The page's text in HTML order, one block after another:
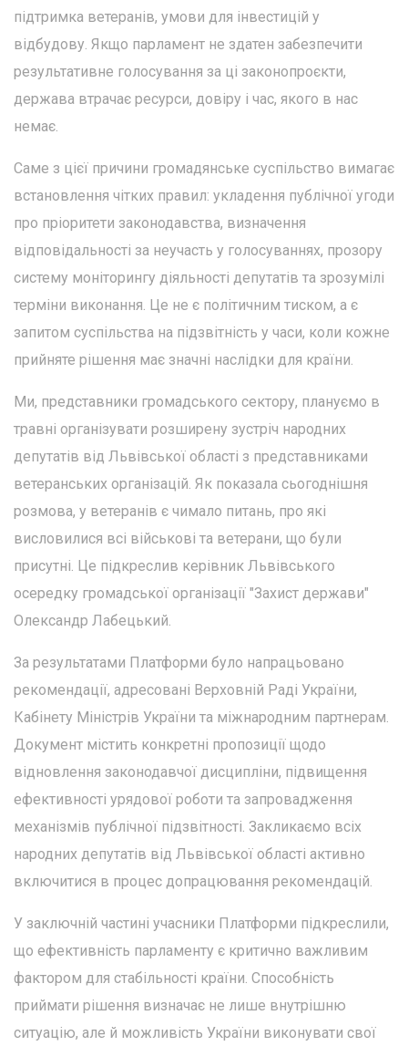
підтримка ветеранів, умови для інвестицій у
відбудову. Якщо парламент не здатен забезпечити
результативне голосування за ці законопроєкти,
держава втрачає ресурси, довіру і час, якого в нас
немає.
Саме з цієї причини громадянське суспільство вимагає
встановлення чітких правил: укладення публічної угоди
про пріоритети законодавства, визначення
відповідальності за неучасть у голосуваннях, прозору
систему моніторингу діяльності депутатів та зрозумілі
терміни виконання. Це не є політичним тиском, а є
запитом суспільства на підзвітність у часи, коли кожне
прийняте рішення має значні наслідки для країни.
Ми, представники громадського сектору, плануємо в
травні організувати розширену зустріч народних
депутатів від Львівської області з представниками
ветеранських організацій. Як показала сьогоднішня
розмова, у ветеранів є чимало питань, про які
висловилися всі військові та ветерани, що були
присутні. Це підкреслив керівник Львівського
осередку громадської організації "Захист держави"
Олександр Лабецький.
За результатами Платформи було напрацьовано
рекомендації, адресовані Верховній Раді України,
Кабінету Міністрів України та міжнародним партнерам.
Документ містить конкретні пропозиції щодо
відновлення законодавчої дисципліни, підвищення
ефективності урядової роботи та запровадження
механізмів публічної підзвітності. Закликаємо всіх
народних депутатів від Львівської області активно
включитися в процес допрацювання рекомендацій.
У заключній частині учасники Платформи підкреслили,
що ефективність парламенту є критично важливим
фактором для стабільності країни. Способність
приймати рішення визначає не лише внутрішню
ситуацію, але й можливість України виконувати свої